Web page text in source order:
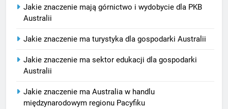
Jakie znaczenie mają górnictwo i wydobycie dla PKB
Australii
Jakie znaczenie ma turystyka dla gospodarki Australii
Jakie znaczenie ma sektor edukacji dla gospodarki
Australii
Jakie znaczenie ma Australia w handlu
międzynarodowym regionu Pacyfiku